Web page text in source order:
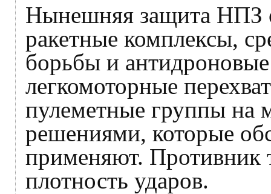
Нынешняя защита НПЗ
ракетные комплексы,
борьбы и
легкомоторные
пулеметные группы на
решениями, которые
применяют. Противник
плотность ударов.